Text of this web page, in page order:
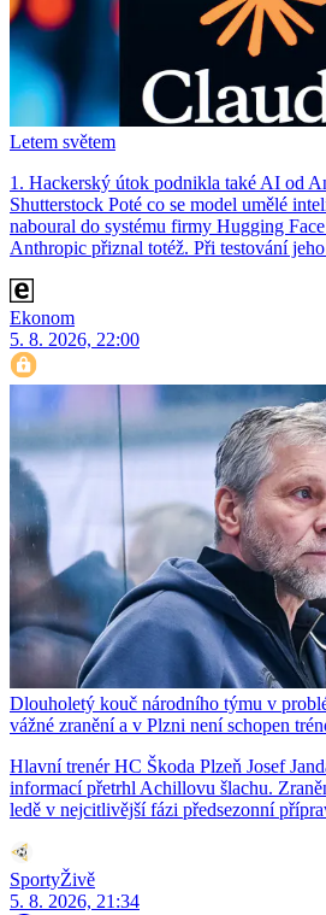
Letem světem
1. Hackerský útok podnikla také AI od
Shutterstock Poté co se model umělé
naboural do systému firmy Hugging
Anthro­pic přiznal totéž. Při testování
Ekonom
5. 8. 2026, 22:00
Dlouholetý kouč národního týmu v
vážné zranění a v Plzni není schopen
Hlavní trenér HC Škoda Plzeň Josef
informací přetrhl Achillovu šlachu.
ledě v nejcitlivější fázi předsezonní
SportyŽivě
5. 8. 2026, 21:34